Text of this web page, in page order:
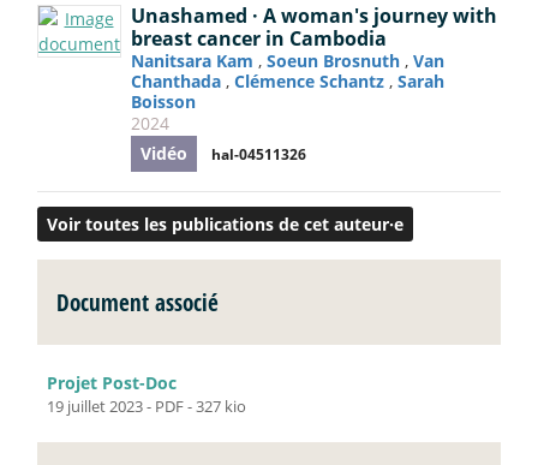
Unashamed · A woman's journey with
breast cancer in Cambodia
Nanitsara Kam , Soeun Brosnuth , Van
Chanthada , Clémence Schantz , Sarah
Boisson
2024
Vidéo
hal-04511326
Voir toutes les publications de cet auteur·e
Document associé
Projet Post-Doc
19 juillet 2023- PDF-327 kio